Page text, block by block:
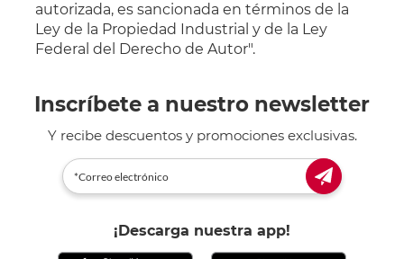
autorizada, es sancionada en términos de la
Ley de la Propiedad Industrial y de la Ley
Federal del Derecho de Autor".
Inscríbete a nuestro newsletter
Y recibe descuentos y promociones exclusivas.
¡Descarga nuestra app!